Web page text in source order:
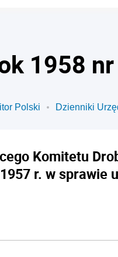
1958
Polski Dzienniki
Komitetu
r. w